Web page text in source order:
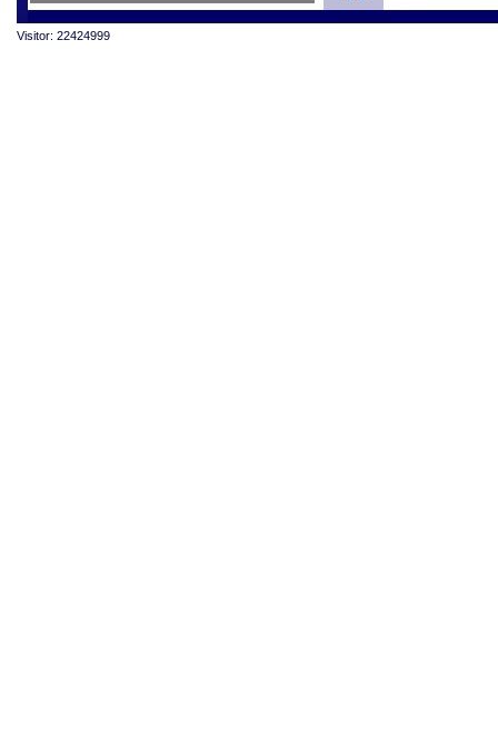
Visitor: 22424999